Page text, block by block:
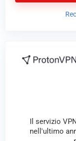
Il servizio
nell'ultimo